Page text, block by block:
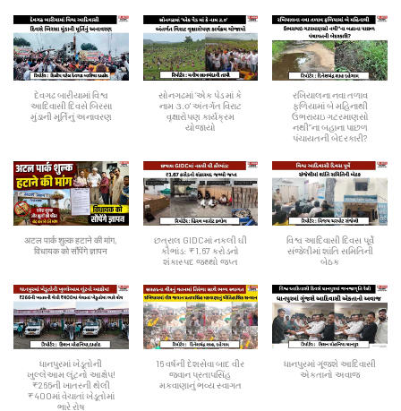
દેવગઢ બારીયામાં વિશ્વ
આદિવાસી દિવસે બિરસા
મુંડાની મૂર્તિનું અનાવરણ
સોનગઢમાં ‘એક પેડ માં કે
નામ ૩.૦' અંતર્ગત વિરાટ
વૃક્ષારોપણ કાર્યક્રમ
યોજાયો
રખિયાલના નવા તળાવ
ફળિયામાં બે મહિનાથી
ઉભરાયઇ ગટરમાણસો
નથી”ના બહાના પાછળ
પંચાયતની બેદરકારી?
अटल पार्क शुल्क हटाने की मांग,
विधायक को सौंपेंगे ज्ञापन
છત્રાલ GIDCમાં નકલી ઘી
કૌભાંડ: ₹1.67 કરોડનો
શંકાસ્પદ જથ્થો જપ્ત
વિશ્વ આદિવાસી દિવસ પૂર્વે
સંજેલીમાં શાંતિ સમિતિની
બેઠક
ધાનપુરમાં ખેડૂતોની
ખુલ્લેઆમ લૂંટનો આક્ષેપ!
₹266ની ખાતરની થેલી
₹400માં વેચાતાં ખેડૂતોમાં
ભારે રોષ
16 વર્ષની દેશસેવા બાદ વીર
જવાન પ્રતાપસિંહ
મકવાણાનું ભવ્ય સ્વાગત
ધાનપુરમાં ગૂંજશે આદિવાસી
એકતાનો અવાજ